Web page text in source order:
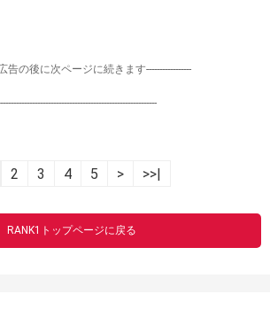
広告の後に次ページに続きます-----------------
2 3 4 5 > >>|
RANK1トップページに戻る